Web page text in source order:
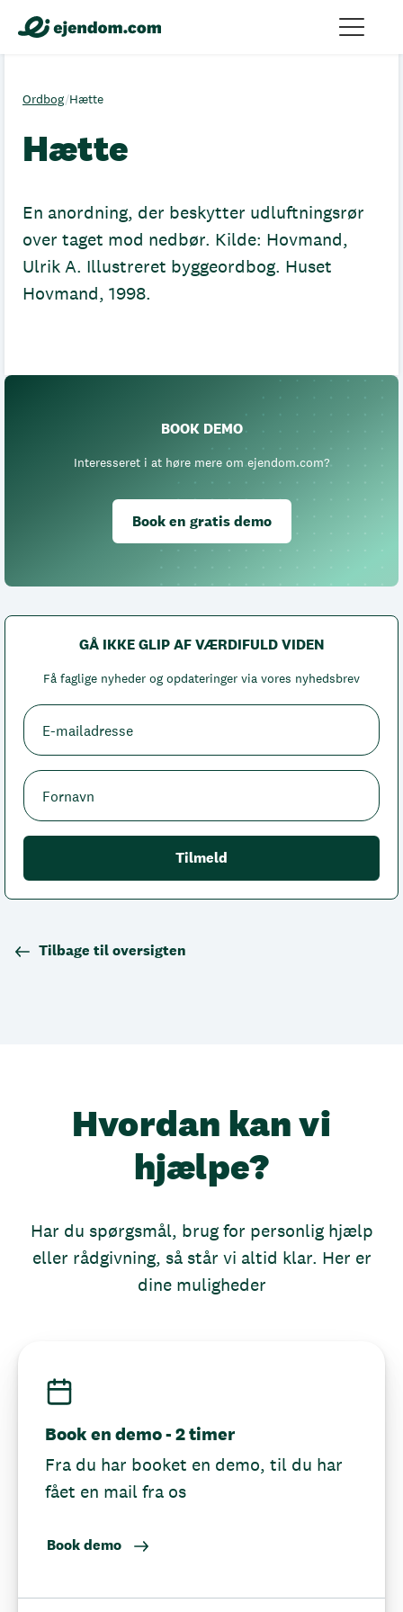
Ordbog/Hætte
Hætte
En anordning, der beskytter udluftningsrør
over taget mod nedbør. Kilde: Hovmand,
Ulrik A. Illustreret byggeordbog. Huset
Hovmand, 1998.
BOOK DEMO
Interesseret i at høre mere om ejendom.com?
Book en gratis demo
GÅ IKKE GLIP AF VÆRDIFULD VIDEN
Få faglige nyheder og opdateringer via vores nyhedsbrev
Tilbage til oversigten
Hvordan kan vi
hjælpe?
Har du spørgsmål, brug for personlig hjælp
eller rådgivning, så står vi altid klar. Her er
dine muligheder
Book en demo - 2 timer
Fra du har booket en demo, til du har
fået en mail fra os
Book demo